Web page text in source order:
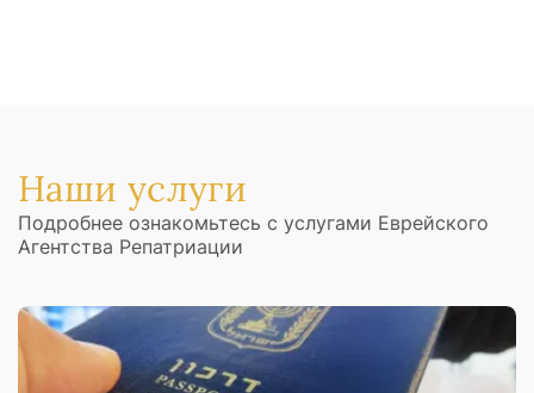
Наши услуги
Подробнее ознакомьтесь с услугами Еврейского
Агентства Репатриации